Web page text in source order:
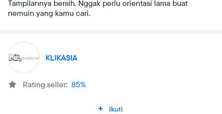
Tampilannya bersih. Nggak perlu orientasi lama buat
nemuin yang kamu cari.
KLIKASIA
Rating seller: 85%
Ikuti